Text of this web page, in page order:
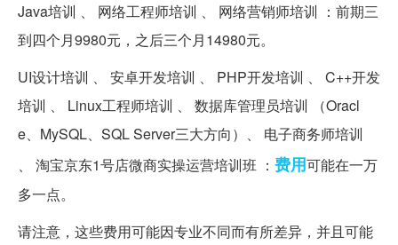
Java培训 、 网络工程师培训 、 网络营销师培训 ：前期三
到四个月9980元，之后三个月14980元。
UI设计培训 、 安卓开发培训 、 PHP开发培训 、 C++开发
培训 、 Linux工程师培训 、 数据库管理员培训 （Oracl
e、MySQL、SQL Server三大方向）、 电子商务师培训
、 淘宝京东1号店微商实操运营培训班 ： 费用可能在一万
多一点。
请注意，这些费用可能因专业不同而有所差异，并且可能